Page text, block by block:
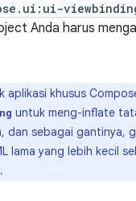
Anda harus
aplikasi khusus
untuk meng-inflate
dan sebagai gantinya,
lama yang lebih kecil